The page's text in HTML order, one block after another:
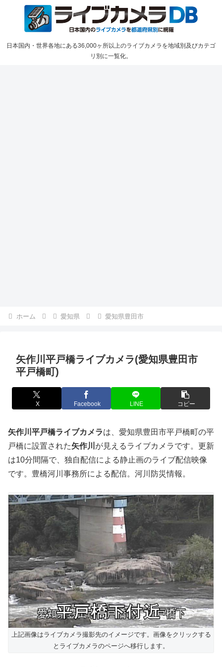
日本国内・世界各地にある36,000ヶ所以上のライブカメラを地域別及びカテゴ
リ別に一覧化。
ホーム 愛知県 愛知県豊田市
矢作川平戸橋ライブカメラ(愛知県豊田市
平戸橋町)
X Facebook LINE コピー
矢作川平戸橋ライブカメラは、愛知県豊田市平戸橋町の平
戸橋に設置された矢作川 が見えるライブカメラです。更新
は10分間隔で、独自配信による静止画のライブ配信映像
です。豊橋河川事務所による配信。河川防災情報。
上記画像はライブカメラ撮影先のイメージです。画像をクリックする
とライブカメラのページへ移行します。